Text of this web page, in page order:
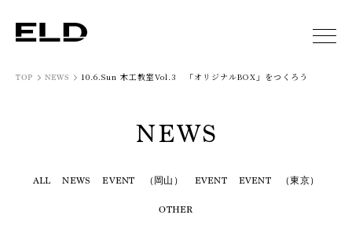
TOP NEWS 10.6.Sun 木工教室Vol.3 「オリジナルBOX」をつくろう
NEWS
ALL NEWS EVENT （岡山） EVENT EVENT （東京）
OTHER